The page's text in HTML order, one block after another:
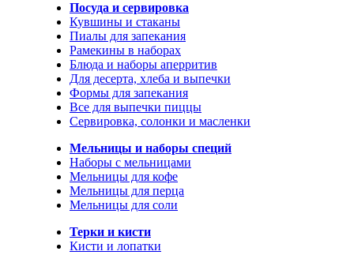
Посуда и сервировка
Кувшины и стаканы
Пиалы для запекания
Рамекины в наборах
Блюда и наборы аперритив
Для десерта, хлеба и выпечки
Формы для запекания
Все для выпечки пиццы
Сервировка, солонки и масленки
Мельницы и наборы специй
Наборы с мельницами
Мельницы для кофе
Мельницы для перца
Мельницы для соли
Терки и кисти
Кисти и лопатки